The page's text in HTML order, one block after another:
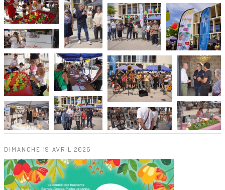
DIMANCHE 19 AVRIL 2026